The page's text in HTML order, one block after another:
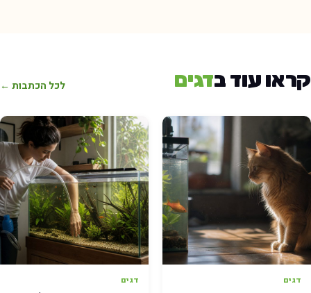
עוד בדגים לכל הכתבות ←
דגים דגים